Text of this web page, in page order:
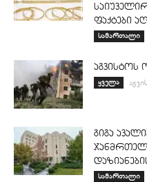
ფაქტები
სამართალი
აგვისტოს
ყველა
გიგა
სამართალი